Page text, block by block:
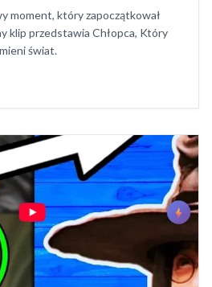
moment, który zapoczątkował
klip przedstawia Chłopca, Który
świat.